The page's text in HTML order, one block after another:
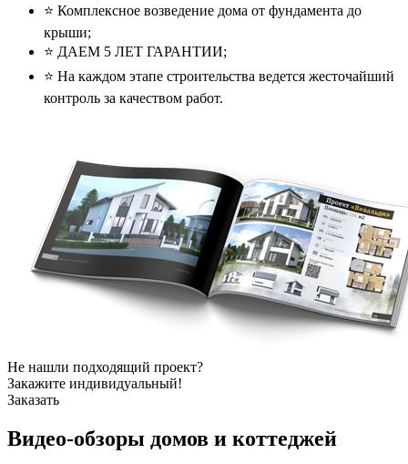
⭐️ Комплексное возведение дома от фундамента до
крыши;
⭐️ ДАЕМ 5 ЛЕТ ГАРАНТИИ;
⭐️ На каждом этапе строительства ведется жесточайший
контроль за качеством работ.
Не нашли подходящий проект?
Закажите индивидуальный!
Заказать
Видео-обзоры домов и коттеджей